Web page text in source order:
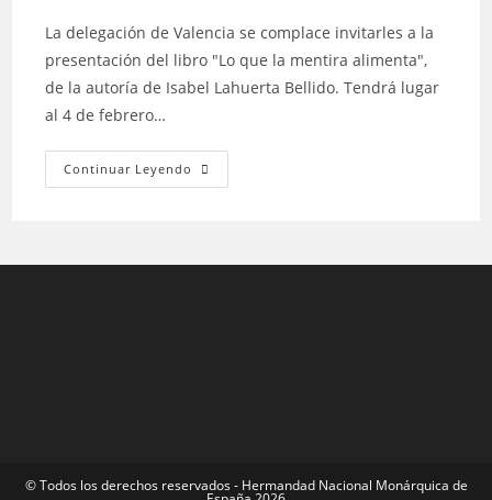
La delegación de Valencia se complace invitarles a la
presentación del libro "Lo que la mentira alimenta",
de la autoría de Isabel Lahuerta Bellido. Tendrá lugar
al 4 de febrero…
Continuar Leyendo
©️ Todos los derechos reservados - Hermandad Nacional Monárquica de